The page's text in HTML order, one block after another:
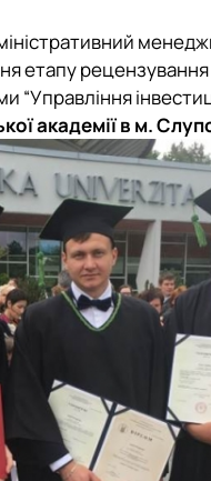
етапу рецензування
“Управління
академії в м.